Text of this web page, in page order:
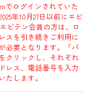
でログインされていた
年10月27日以前にエビ
ビテン会員の方は、ロ
スを引き続きご利用に
必要となります。「パ
クリックし、それぞれ
レス、電話番号を入力
たします。